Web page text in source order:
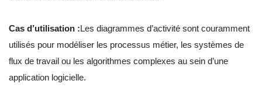
Cas d’utilisation :Les diagrammes d’activité sont couramment
utilisés pour modéliser les processus métier, les systèmes de
flux de travail ou les algorithmes complexes au sein d’une
application logicielle.